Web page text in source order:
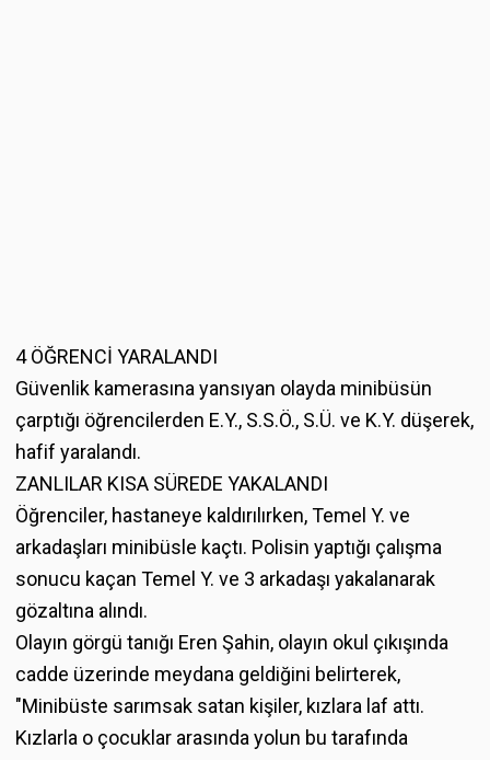
4 ÖĞRENCİ YARALANDI
Güvenlik kamerasına yansıyan olayda minibüsün
çarptığı öğrencilerden E.Y., S.S.Ö., S.Ü. ve K.Y. düşerek,
hafif yaralandı.
ZANLILAR KISA SÜREDE YAKALANDI
Öğrenciler, hastaneye kaldırılırken, Temel Y. ve
arkadaşları minibüsle kaçtı. Polisin yaptığı çalışma
sonucu kaçan Temel Y. ve 3 arkadaşı yakalanarak
gözaltına alındı.
Olayın görgü tanığı Eren Şahin, olayın okul çıkışında
cadde üzerinde meydana geldiğini belirterek,
"Minibüste sarımsak satan kişiler, kızlara laf attı.
Kızlarla o çocuklar arasında yolun bu tarafında